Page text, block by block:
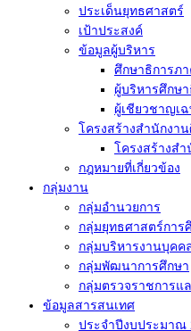
ประเด็นยุทธศาสตร์
เป้าประสงค์
ข้อมูลผู้บริหาร
ศึกษาธิการภา
ผู้บริหารศึกษ
ผู้เชียวชาญเ
โครงสร้างสำนักงา
โครงสร้างส
กฎหมายที่เกี่ยวข้อง
กลุ่มงาน
กลุ่มอำนวยการ
กลุ่มยุทธศาสตร์การ
กลุ่มบริหารงานบุคค
กลุ่มพัฒนาการศึกษา
กลุ่มตรวจราชการแ
ข้อมูลสารสนเทศ
ประจำปีงบประมาณ